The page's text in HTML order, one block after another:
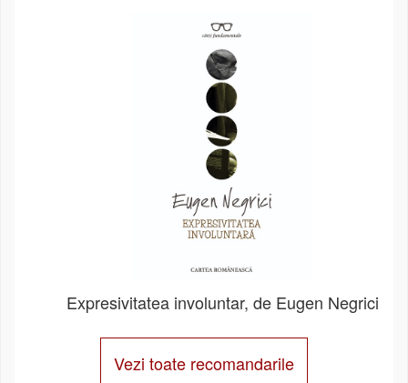
Expresivitatea involuntar, de Eugen Negrici
Vezi toate recomandarile